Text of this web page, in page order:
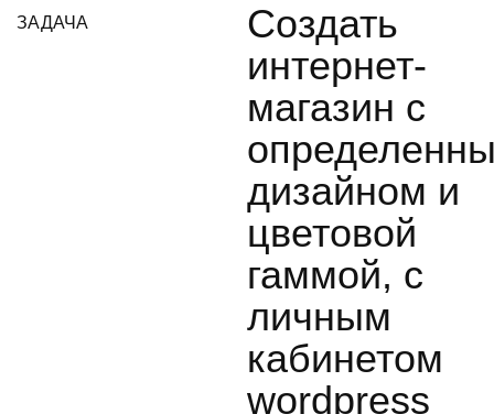
ЗАДАЧА
Создать
интернет-
магазин с
дизайном и
цветовой
гаммой, с
личным
кабинетом
wordpress